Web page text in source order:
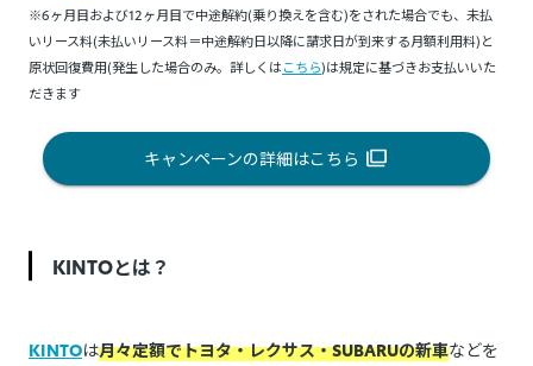
※6ヶ月目および12ヶ月目で中途解約(乗り換えを含む)をされた場合でも、未払
いリース料(未払いリース料＝中途解約日以降に請求日が到来する月額利用料)と
原状回復費用(発生した場合のみ。詳しくはこちら)は規定に基づきお支払いいた
だきます
キャンペーンの詳細はこちら
KINTOとは？
KINTOは月々定額でトヨタ・レクサス・SUBARUの新車などを